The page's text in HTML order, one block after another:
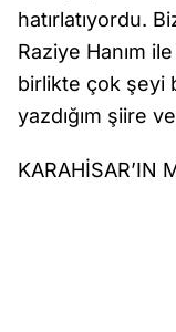
hatırlatıyordu.
Raziye Hanım
birlikte çok şeyi
yazdığım şiire
KARAHİSAR’IN